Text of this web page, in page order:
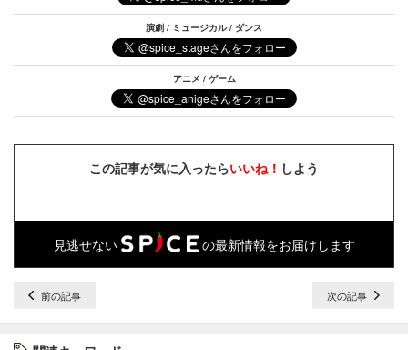
演劇 / ミュージカル / ダンス
アニメ / ゲーム
この記事が気に入ったらいいね！ しよう
見逃せない の最新情報をお届けします
前の記事 次の記事